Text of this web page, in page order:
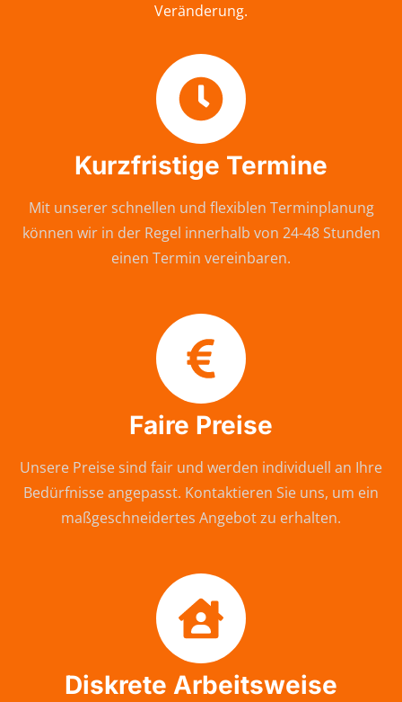
Veränderung.
Kurzfristige Termine
Mit unserer schnellen und flexiblen Terminplanung
können wir in der Regel innerhalb von 24-48 Stunden
einen Termin vereinbaren.
Faire Preise
Unsere Preise sind fair und werden individuell an Ihre
Bedürfnisse angepasst. Kontaktieren Sie uns, um ein
maßgeschneidertes Angebot zu erhalten.
Diskrete Arbeitsweise